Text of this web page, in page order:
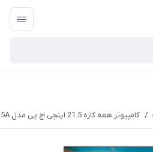
/ کامپیوتر همه کاره 21.5 اینچی اچ پی مدل HP 200 G4 - W5A